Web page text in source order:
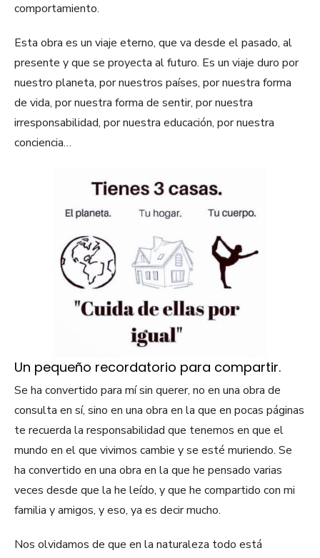
comportamiento.
Esta obra es un viaje eterno, que va desde el pasado, al
presente y que se proyecta al futuro. Es un viaje duro por
nuestro planeta, por nuestros países, por nuestra forma
de vida, por nuestra forma de sentir, por nuestra
irresponsabilidad, por nuestra educación, por nuestra
conciencia…
Un pequeño recordatorio para compartir.
Se ha convertido para mí sin querer, no en una obra de
consulta en sí, sino en una obra en la que en pocas páginas
te recuerda la responsabilidad que tenemos en que el
mundo en el que vivimos cambie y se esté muriendo. Se
ha convertido en una obra en la que he pensado varias
veces desde que la he leído, y que he compartido con mi
familia y amigos, y eso, ya es decir mucho.
Nos olvidamos de que en la naturaleza todo está